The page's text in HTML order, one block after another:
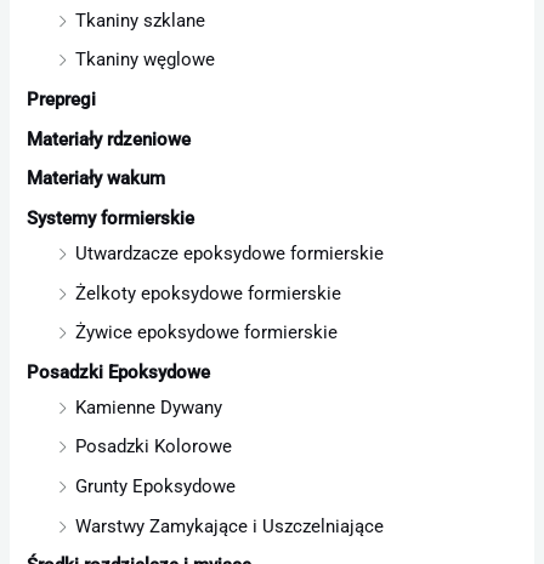
Tkaniny szklane
Tkaniny węglowe
Prepregi
Materiały rdzeniowe
Materiały wakum
Systemy formierskie
Utwardzacze epoksydowe formierskie
Żelkoty epoksydowe formierskie
Żywice epoksydowe formierskie
Posadzki Epoksydowe
Kamienne Dywany
Posadzki Kolorowe
Grunty Epoksydowe
Warstwy Zamykające i Uszczelniające